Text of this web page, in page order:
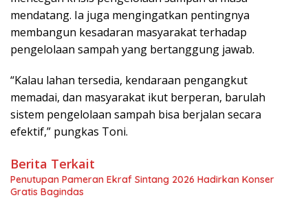
mendatang. Ia juga mengingatkan pentingnya
membangun kesadaran masyarakat terhadap
pengelolaan sampah yang bertanggung jawab.
“Kalau lahan tersedia, kendaraan pengangkut
memadai, dan masyarakat ikut berperan, barulah
sistem pengelolaan sampah bisa berjalan secara
efektif,” pungkas Toni.
Berita Terkait
Penutupan Pameran Ekraf Sintang 2026 Hadirkan Konser
Gratis Bagindas